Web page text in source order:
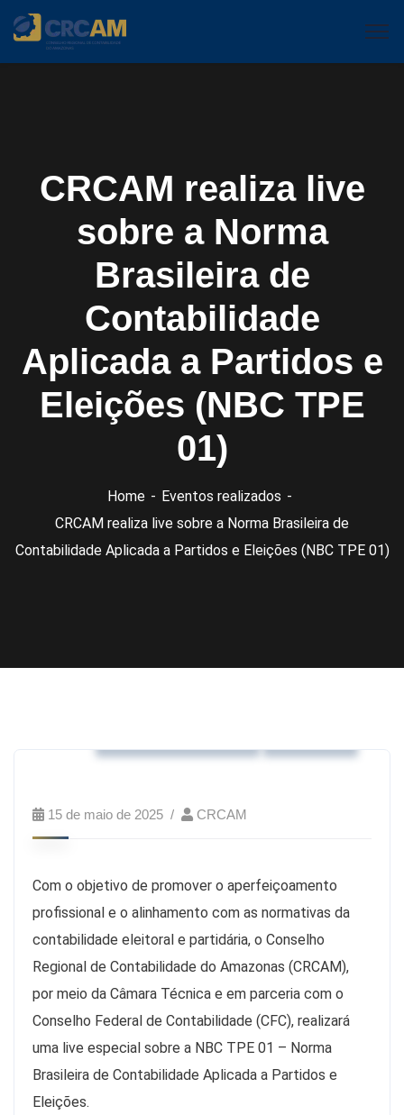
CRCAM realiza live
sobre a Norma
Brasileira de
Contabilidade
Aplicada a Partidos e
Eleições (NBC TPE
01)
Home
Eventos realizados
CRCAM realiza live sobre a Norma Brasileira de
Contabilidade Aplicada a Partidos e Eleições (NBC TPE 01)
15 de maio de 2025 CRCAM
Com o objetivo de promover o aperfeiçoamento
profissional e o alinhamento com as normativas da
contabilidade eleitoral e partidária, o Conselho
Regional de Contabilidade do Amazonas (CRCAM),
por meio da Câmara Técnica e em parceria com o
Conselho Federal de Contabilidade (CFC), realizará
uma live especial sobre a NBC TPE 01 – Norma
Brasileira de Contabilidade Aplicada a Partidos e
Eleições.